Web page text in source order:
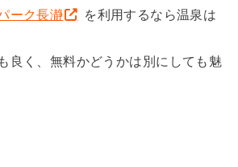
ーク長瀞
を利用するなら温泉は
良く、無料かどうかは別にしても魅